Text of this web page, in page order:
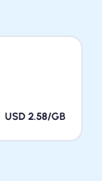
USD 2.58/GB